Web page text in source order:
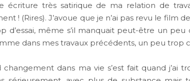
écriture très satirique de ma relation de
! (Rires). J’avoue que je n’ai pas revu le film
d’essai, même s’il manquait peut-être un
dans mes travaux précédents, un peu trop
changement dans ma vie s’est fait quand j’ai